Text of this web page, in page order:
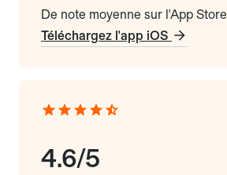
De note moyenne sur l'App Store
Téléchargez l'app iOS
4.6/5